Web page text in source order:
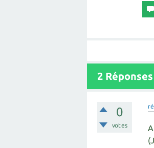
2 Réponses
0
votes